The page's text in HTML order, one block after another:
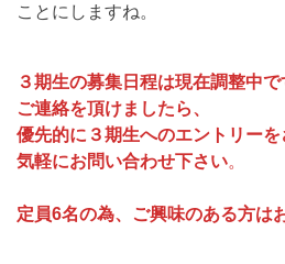
ことにしますね。
３期生の募集日程は現在調整中
ご連絡を頂けましたら、
優先的に３期生へのエントリー
気軽にお問い合わせ下さい。
定員6名の為、ご興味のある方は